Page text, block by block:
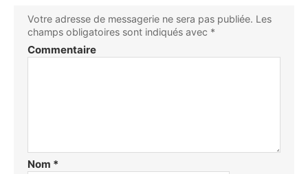
Votre adresse de messagerie ne sera pas publiée. Les
champs obligatoires sont indiqués avec *
Commentaire
Nom *